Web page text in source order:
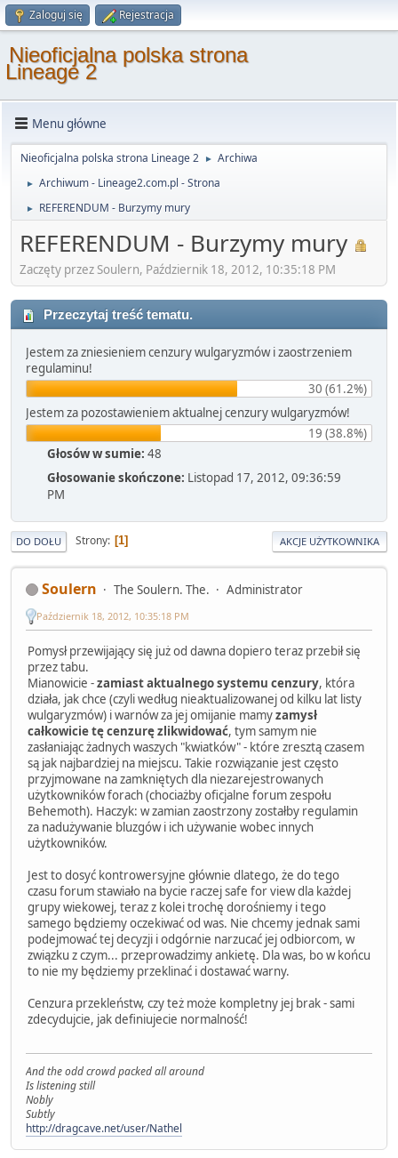
Zaloguj się Rejestracja
Nieoficjalna polska strona
Lineage 2
Menu główne
Nieoficjalna polska strona Lineage 2 ► Archiwa
► Archiwum - Lineage2.com.pl - Strona
► REFERENDUM - Burzymy mury
REFERENDUM - Burzymy mury
Zaczęty przez Soulern, Październik 18, 2012, 10:35:18 PM
Przeczytaj treść tematu.
Jestem za zniesieniem cenzury wulgaryzmów i zaostrzeniem
regulaminu!
30 (61.2%)
Jestem za pozostawieniem aktualnej cenzury wulgaryzmów!
19 (38.8%)
Głosów w sumie: 48
Głosowanie skończone: Listopad 17, 2012, 09:36:59
PM
DO DOŁU Strony 1 AKCJE UŻYTKOWNIKA
Soulern The Soulern. The. Administrator
Październik 18, 2012, 10:35:18 PM
Pomysł przewijający się już od dawna dopiero teraz przebił się
przez tabu.
Mianowicie -zamiast aktualnego systemu cenzury, która
działa, jak chce (czyli według nieaktualizowanej od kilku lat listy
wulgaryzmów) i warnów za jej omijanie mamyzamysł
całkowicie tę cenzurę zlikwidować, tym samym nie
zasłaniając żadnych waszych "kwiatków" - które zresztą czasem
są jak najbardziej na miejscu. Takie rozwiązanie jest często
przyjmowane na zamkniętych dla niezarejestrowanych
użytkowników forach (chociażby oficjalne forum zespołu
Behemoth). Haczyk: w zamian zaostrzony zostałby regulamin
za nadużywanie bluzgów i ich używanie wobec innych
użytkowników.
Jest to dosyć kontrowersyjne głównie dlatego, że do tego
czasu forum stawiało na bycie raczej safe for view dla każdej
grupy wiekowej, teraz z kolei trochę dorośniemy i tego
samego będziemy oczekiwać od was. Nie chcemy jednak sami
podejmować tej decyzji i odgórnie narzucać jej odbiorcom, w
związku z czym... przeprowadzimy ankietę. Dla was, bo w końcu
to nie my będziemy przeklinać i dostawać warny.
Cenzura przekleństw, czy też może kompletny jej brak - sami
zdecydujcie, jak definiujecie normalność!
And the odd crowd packed all around
Is listening still
Nobly
Subtly
http://dragcave.net/user/Nathel